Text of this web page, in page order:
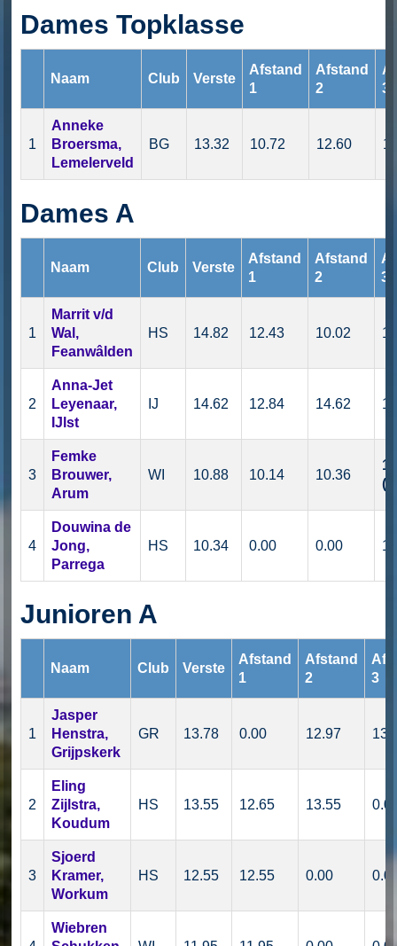
Dames Topklasse
Naam Club Verste
Afstand
1
Afstand
2
3
1
Anneke
Broersma,
Lemelerveld
BG 13.32 10.72 12.60
Dames A
Naam Club Verste
Afstand
1
Afstand
2
3
1
Marrit v/d
Wal,
Feanwâlden
HS 14.82 12.43 10.02
2
Anna-Jet
Leyenaar,
IJlst
IJ 14.62 12.84 14.62
3
Femke
Brouwer,
Arum
WI 10.88 10.14 10.36
4
Douwina de
Jong,
Parrega
HS 10.34 0.00 0.00
Junioren A
Naam Club Verste
Afstand
1
Afstand
2
3
1
Jasper
Henstra,
Grijpskerk
GR 13.78 0.00 12.97
2
Eling
Zijlstra,
Koudum
HS 13.55 12.65 13.55
3
Sjoerd
Kramer,
Workum
HS 12.55 12.55 0.00
Wiebren